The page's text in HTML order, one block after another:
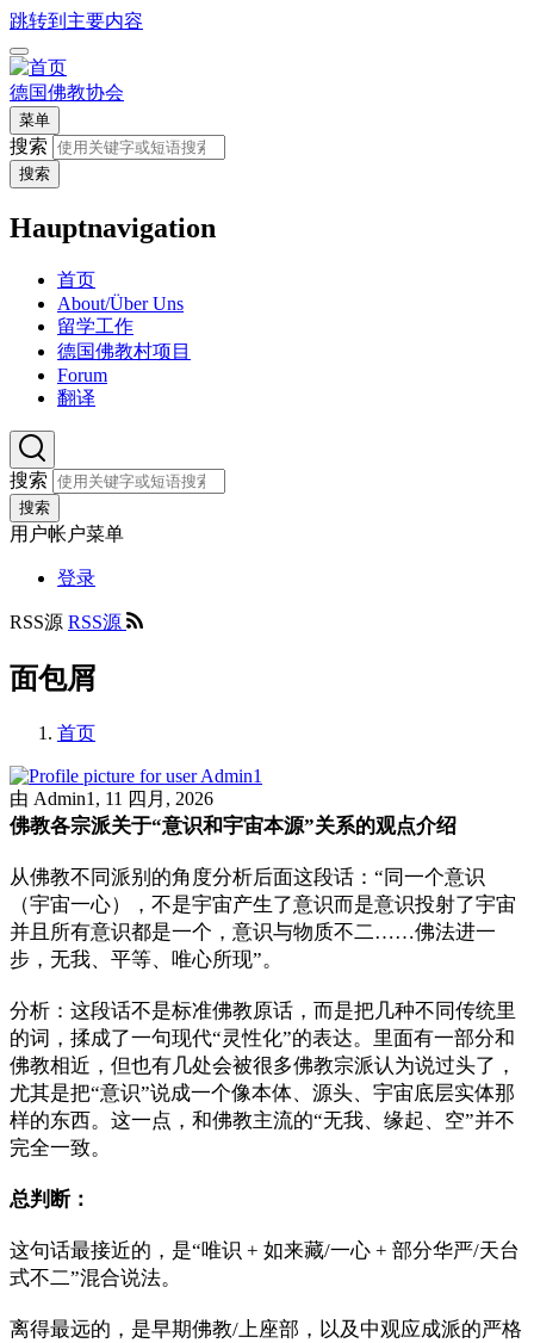
跳转到主要内容
德国佛教协会
菜单
搜索
搜索
Hauptnavigation
首页
About/Über Uns
留学工作
德国佛教村项目
Forum
翻译
搜索
搜索
用户帐户菜单
登录
RSS源 RSS源
面包屑
首页
由 Admin1 , 11 四月, 2026
佛教各宗派关于“意识和宇宙本源”关系的观点介绍
从佛教不同派别的角度分析后面这段话：“同一个意识
（宇宙一心），不是宇宙产生了意识而是意识投射了宇宙
并且所有意识都是一个，意识与物质不二……佛法进一
步，无我、平等、唯心所现”。
分析：这段话不是标准佛教原话，而是把几种不同传统里
的词，揉成了一句现代“灵性化”的表达。里面有一部分和
佛教相近，但也有几处会被很多佛教宗派认为说过头了，
尤其是把“意识”说成一个像本体、源头、宇宙底层实体那
样的东西。这一点，和佛教主流的“无我、缘起、空”并不
完全一致。
总判断：
这句话最接近的，是“唯识 + 如来藏/一心 + 部分华严/天台
式不二”混合说法。
离得最远的，是早期佛教/上座部，以及中观应成派的严格